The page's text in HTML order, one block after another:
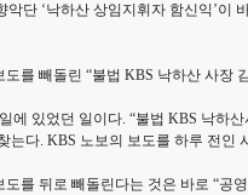
악단 ‘낙하산 상임지휘자 함신익’이
도를 빼돌린 “불법 KBS 낙하산 사장
에 있었던 일이다. “불법 KBS 낙하
는다. KBS 노보의 보도를 하루 전인
도를 뒤로 빼돌린다는 것은 바로 “공